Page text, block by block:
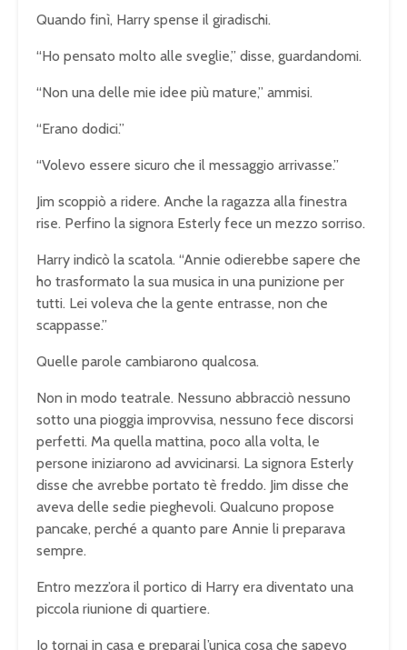
Quando finì, Harry spense il giradischi.
“Ho pensato molto alle sveglie,” disse, guardandomi.
“Non una delle mie idee più mature,” ammisi.
“Erano dodici.”
“Volevo essere sicuro che il messaggio arrivasse.”
Jim scoppiò a ridere. Anche la ragazza alla finestra
rise. Perfino la signora Esterly fece un mezzo sorriso.
Harry indicò la scatola. “Annie odierebbe sapere che
ho trasformato la sua musica in una punizione per
tutti. Lei voleva che la gente entrasse, non che
scappasse.”
Quelle parole cambiarono qualcosa.
Non in modo teatrale. Nessuno abbracciò nessuno
sotto una pioggia improvvisa, nessuno fece discorsi
perfetti. Ma quella mattina, poco alla volta, le
persone iniziarono ad avvicinarsi. La signora Esterly
disse che avrebbe portato tè freddo. Jim disse che
aveva delle sedie pieghevoli. Qualcuno propose
pancake, perché a quanto pare Annie li preparava
sempre.
Entro mezz’ora il portico di Harry era diventato una
piccola riunione di quartiere.
Io tornai in casa e preparai l’unica cosa che sapevo